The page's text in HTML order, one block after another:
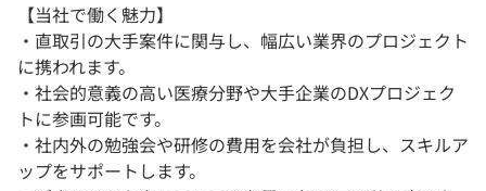
【当社で働く魅力】
・直取引の大手案件に関与し、幅広い業界のプロジェクト
に携われます。
・社会的意義の高い医療分野や大手企業のDXプロジェク
トに参画可能です。
・社内外の勉強会や研修の費用を会社が負担し、スキルア
ップをサポートします。